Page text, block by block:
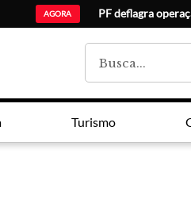
AGORA Foz registra
Turismo